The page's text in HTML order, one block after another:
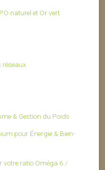
naturel et Or vert
réseaux
& Gestion du Poids
pour Énergie & Bien-
votre ratio Oméga 6 /